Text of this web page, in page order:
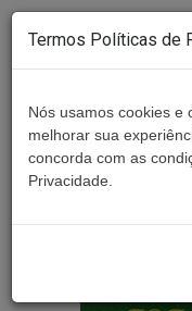
Termos Políticas de
Nós usamos cookies e
melhorar sua
concorda com as
Privacidade.